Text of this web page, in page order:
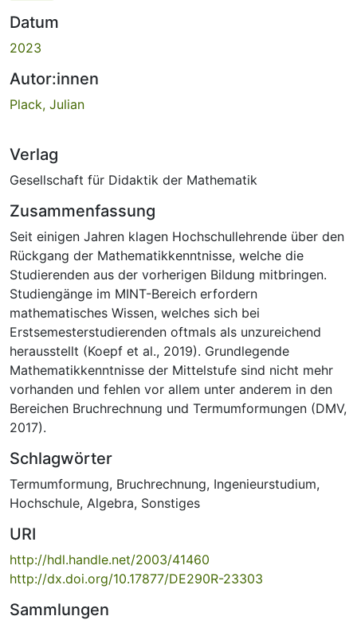
Datum
2023
Autor:innen
Plack, Julian
Verlag
Gesellschaft für Didaktik der Mathematik
Zusammenfassung
Seit einigen Jahren klagen Hochschullehrende über den
Rückgang der Mathematikkenntnisse, welche die
Studierenden aus der vorherigen Bildung mitbringen.
Studiengänge im MINT-Bereich erfordern
mathematisches Wissen, welches sich bei
Erstsemesterstudierenden oftmals als unzureichend
herausstellt (Koepf et al., 2019). Grundlegende
Mathematikkenntnisse der Mittelstufe sind nicht mehr
vorhanden und fehlen vor allem unter anderem in den
Bereichen Bruchrechnung und Termumformungen (DMV,
2017).
Schlagwörter
Termumformung, Bruchrechnung, Ingenieurstudium,
Hochschule, Algebra, Sonstiges
URI
http://hdl.handle.net/2003/41460
http://dx.doi.org/10.17877/DE290R-23303
Sammlungen